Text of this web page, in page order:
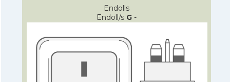
Endolls
Endoll/s G-